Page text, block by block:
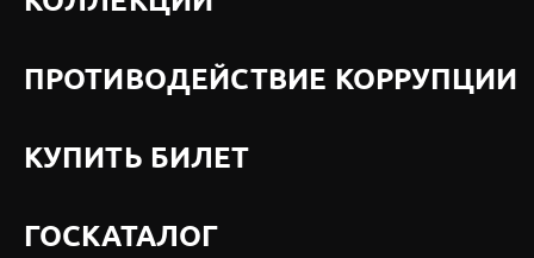
ПРОТИВОДЕЙСТВИЕ КОРРУПЦИИ
КУПИТЬ БИЛЕТ
ГОСКАТАЛОГ